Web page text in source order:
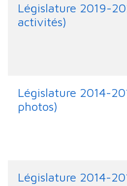
Législature 2019-
activités)
Législature 2014-
photos)
Législature 2014-